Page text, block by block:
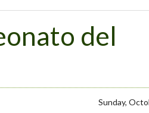
del
Sunday,